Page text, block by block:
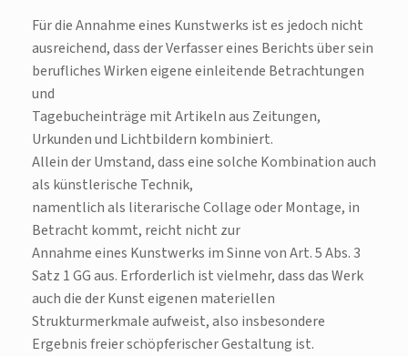
Für die Annahme eines Kunstwerks ist es jedoch nicht
ausreichend, dass der Verfasser eines Berichts über sein
berufliches Wirken eigene einleitende Betrachtungen
und
Tagebucheinträge mit Artikeln aus Zeitungen,
Urkunden und Lichtbildern kombiniert.
Allein der Umstand, dass eine solche Kombination auch
als künstlerische Technik,
namentlich als literarische Collage oder Montage, in
Betracht kommt, reicht nicht zur
Annahme eines Kunstwerks im Sinne von Art. 5 Abs. 3
Satz 1 GG aus. Erforderlich ist vielmehr, dass das Werk
auch die der Kunst eigenen materiellen
Strukturmerkmale aufweist, also insbesondere
Ergebnis freier schöpferischer Gestaltung ist.